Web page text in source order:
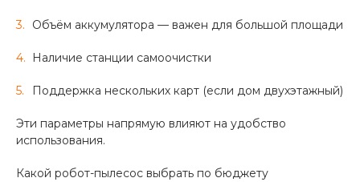
Объём аккумулятора — важен для большой площади
Наличие станции самоочистки
Поддержка нескольких карт (если дом двухэтажный)
Эти параметры напрямую влияют на удобство
использования.
Какой робот-пылесос выбрать по бюджету